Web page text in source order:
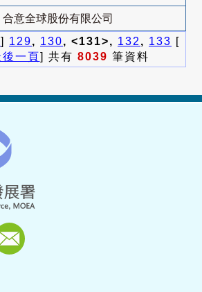
合意全球股份有限公司
] 129, 130, <131>, 132 , 133 [
後一頁] 共有 8039 筆資料